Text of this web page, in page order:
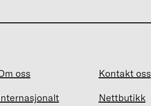
oss
Kontakt oss
Nettbutikk